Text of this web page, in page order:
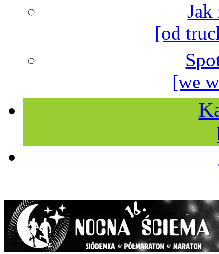
Jak
[od
[we